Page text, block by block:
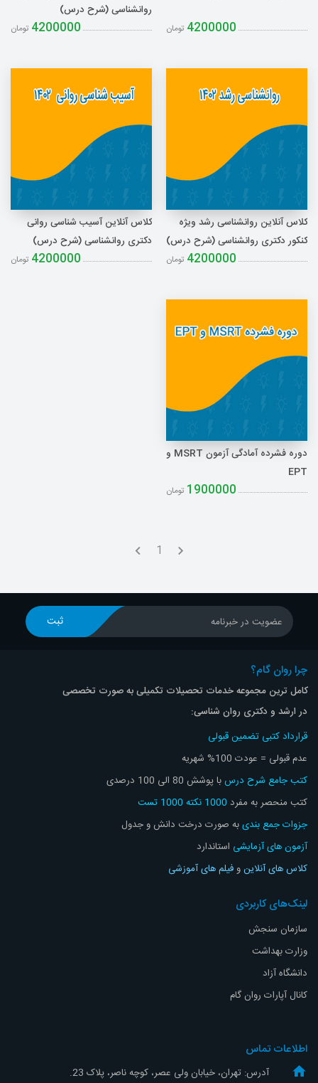
4200000 تومان
روانشناسی (شرح درس)
4200000 تومان
کلاس آنلاین روانشناسی رشد ویژه
کنکور دکتری روانشناسی (شرح درس)
4200000 تومان
کلاس آنلاین آسیب شناسی روانی
دکتری روانشناسی (شرح درس)
4200000 تومان
دوره فشرده آمادگی آزمون MSRT و
EPT
1900000 تومان
1
عضویت در خبرنامه ثبت
چرا روان گام؟
کامل ترین مجموعه خدمات تحصیلات تکمیلی به صورت تخصصی
در ارشد و دکتری روان شناسی:
قرارداد کتبی تضمین قبولی
عدم قبولی = عودت 100% شهریه
کتب جامع شرح درسبا پوشش 80 الی 100 درصدی
کتب منحصر به مفرد 1000 نکته 1000 تست
جزوات جمع بندیبه صورت درخت دانش و جدول
آزمون های آزمایشی استاندارد
کلاس های آنلاینو فیلم های آموزشی
لینک‌های کاربردی
سازمان سنجش
وزارت بهداشت
دانشگاه آزاد
کانال آپارات روان گام
اطلاعات تماس
آدرس: تهران، خیابان ولی عصر، کوچه ناصر، پلاک 23.